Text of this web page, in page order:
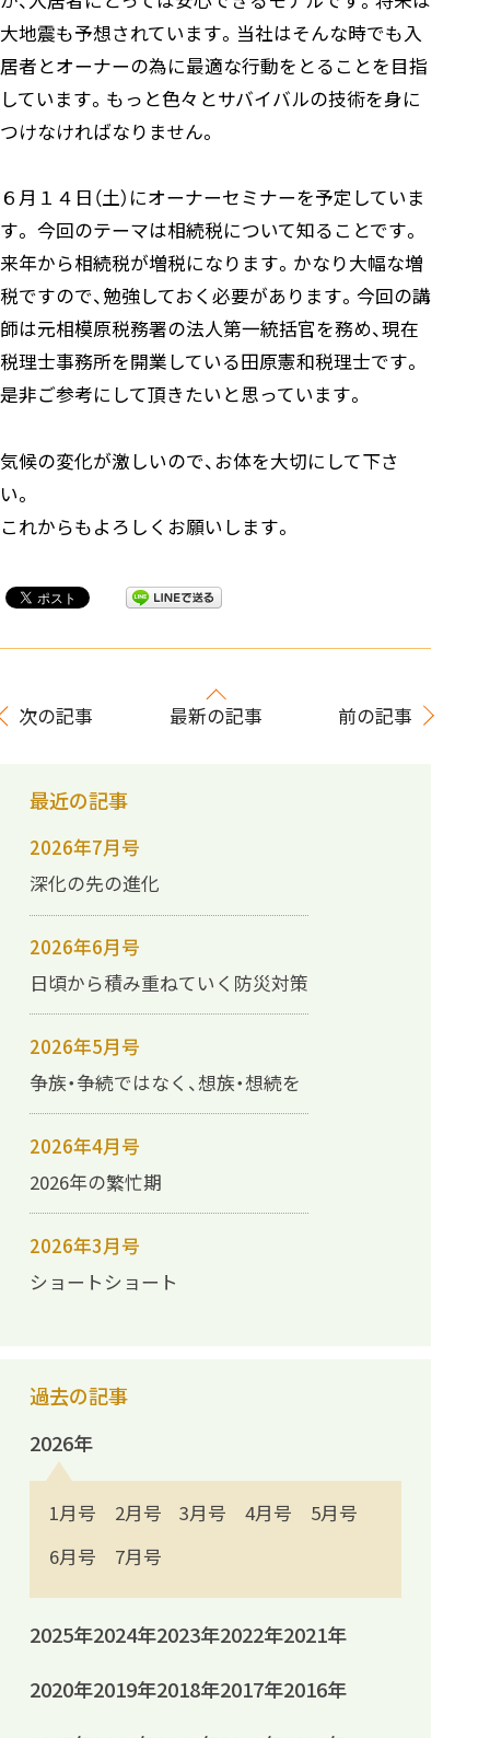
大地震も予想されています。当社はそんな時でも入
居者とオーナーの為に最適な行動をとることを目指
しています。もっと色々とサバイバルの技術を身に
つけなければなりません。
６月１４日（土）にオーナーセミナーを予定していま
す。 今回のテーマは相続税について知ることです。
来年から相続税が増税になります。かなり大幅な増
税ですので、勉強しておく必要があります。今回の講
師は元相模原税務署の法人第一統括官を務め、現在
税理士事務所を開業している田原憲和税理士です。
是非ご参考にして頂きたいと思っています。
気候の変化が激しいので、お体を大切にして下さ
い。
これからもよろしくお願いします。
次の記事 最新の記事 前の記事
最近の記事
2026年7月号
深化の先の進化
2026年6月号
日頃から積み重ねていく防災対策
2026年5月号
争族・争続ではなく、想族・想続を
2026年4月号
2026年の繁忙期
2026年3月号
ショートショート
過去の記事
2026年
1月号 2月号 3月号 4月号
5月号
6月号
7月号
2025年2024年2023年2022年2021年
2020年2019年2018年2017年2016年